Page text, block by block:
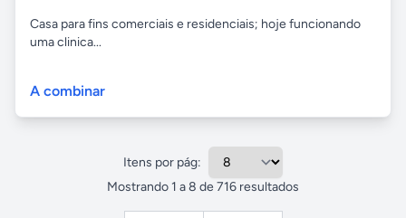
Casa para fins comerciais e residenciais; hoje funcionando
uma clinica...
A combinar
Itens por pág:
Mostrando 1 a8 de 716 resultados